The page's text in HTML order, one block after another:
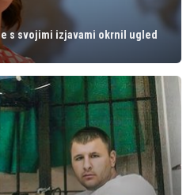
s svojimi izjavami okrnil ugled